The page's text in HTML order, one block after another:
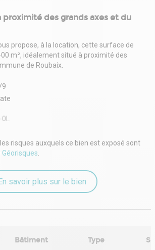
proximité des grands axes et du
propose, à la location, cette surface de
m², idéalement situé à proximité des
de Roubaix.
9
risques auxquels ce bien est exposé sont
Géorisques
savoir plus sur le bien
Bâtiment Type